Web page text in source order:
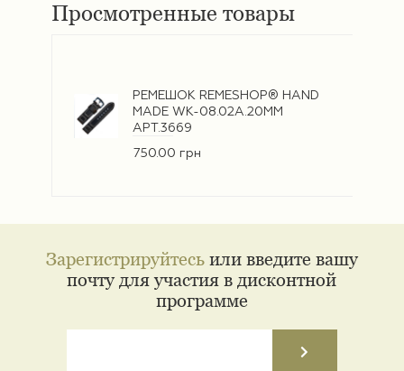
Просмотренные товары
РЕМЕШОК REMESHOP® HAND
MADE WK-08.02A.20ММ
АРТ.3669
750.00 грн
Зарегистрируйтесьили введите вашу
почту для участия в дисконтной
программе